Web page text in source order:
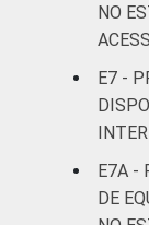
NO
E7 -
E7A -
DE